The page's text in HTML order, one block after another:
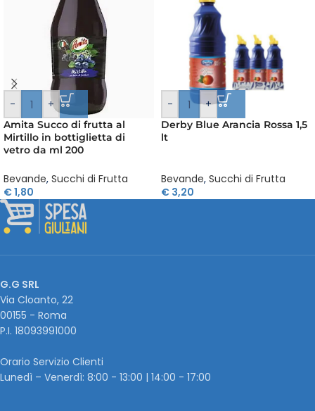
- +
Amita Succo di frutta al
Mirtillo in bottiglietta di
vetro da ml 200
Bevande, Succhi di Frutta
€1,80
- +
Derby Blue Arancia Rossa 1,5
lt
Bevande, Succhi di Frutta
€ 3,20
G.G SRL
Via Cloanto, 22
00155 - Roma
P.I. ‭18093991000
Orario Servizio Clienti
Lunedì – Venerdì: 8:00 - 13:00 | 14:00 - 17:00